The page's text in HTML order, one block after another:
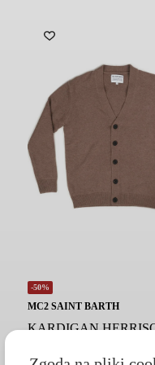
-50%
MC2 SAINT BARTH
KARDIGAN